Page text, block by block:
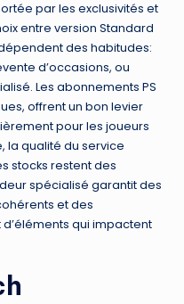
par les exclusivités et
entre version Standard
des habitudes:
d’occasions, ou
Les abonnements PS
offrent un bon levier
pour les joueurs
la qualité du service
stocks restent des
spécialisé garantit des
et des
qui impactent